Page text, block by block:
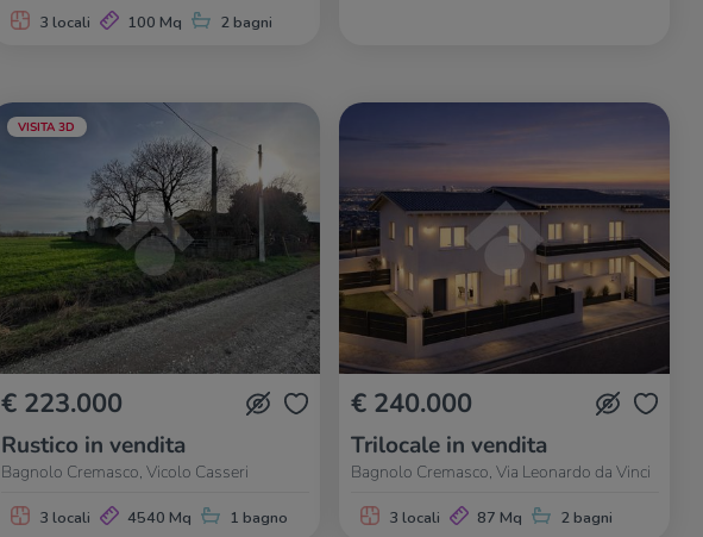
3 locali 100 Mq 2 bagni
VISITA 3D
€ 223.000
Rustico in vendita
Bagnolo Cremasco, Vicolo Casseri
3 locali 4540 Mq 1 bagno
€ 240.000
Trilocale in vendita
Bagnolo Cremasco, Via Leonardo da Vinci
3 locali 87 Mq 2 bagni